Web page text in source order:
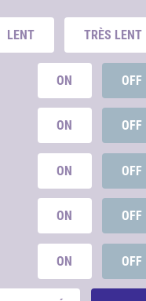
LENT TRÈS LENT
ON OFF
ON OFF
ON OFF
ON OFF
ON OFF